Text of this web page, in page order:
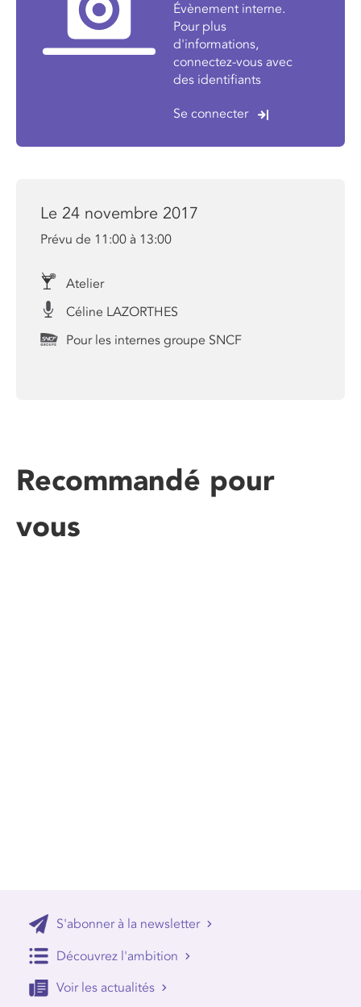
Évènement interne.
Pour plus
d'informations,
connectez-vous avec
des identifiants
Se connecter
Le 24 novembre 2017
Prévu de 11:00 à 13:00
Atelier
Céline LAZORTHES
Pour les internes groupe SNCF
Recommandé pour
vous
S'abonner à la newsletter
Découvrez l'ambition
Voir les actualités